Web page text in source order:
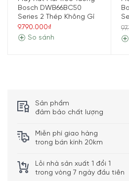
điều khiển này cũng đem lại thiết
cho thiết bị.
Bosch DWB66BC50
Series 2 Thép Không Gỉ
9.790.000₫
So sánh
Sản phẩm
đảm bảo chất lượng
Miễn phí giao hàng
trong bán kính 20km
Lỗi nhà sản xuất 1 đổi 1
trong vòng 7 ngày đầu tiên